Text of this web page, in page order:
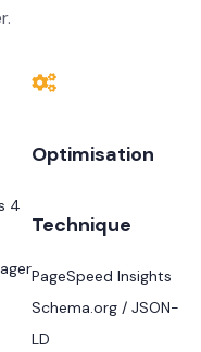
4
Optimisation
Technique
PageSpeed Insights
Schema.org / JSON-
LD